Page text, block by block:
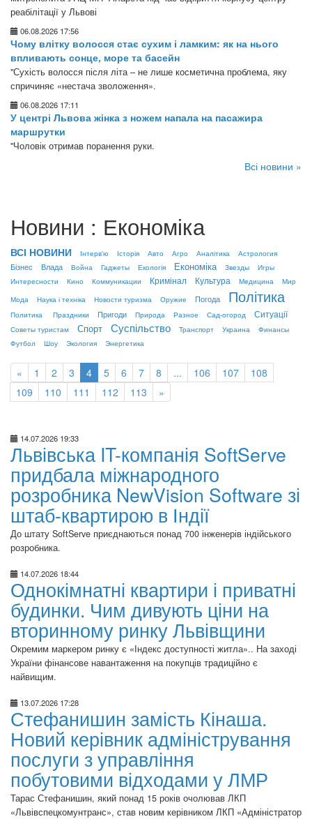
реабілітації у Львові
06.08.2026 17:56
Чому влітку волосся стає сухим і ламким: як на нього
впливають сонце, море та басейн
"Сухість волосся після літа – не лише косметична проблема, яку
спричиняє «нестача зволоження».
06.08.2026 17:11
У центрі Львова жінка з ножем напала на пасажира
маршрутки
"Чоловік отримав поранення руки.
Всі новини »
Новини : Економіка
ВСІ НОВИНИ Інтерв'ю Історія Авто Агро Аналітика Астрология
Бізнес Влада Война Гаджеты Екологія Економіка Звезды
Игры
Интересности
Кино Коммуникации Кримінал Культура Медицина
Мир
Мода
Наука і техніка Новости туризма Оружие Погода Політика
Политика Праздники Пригоди Природа Разное Сад-огород Ситуації
Советы туристам Спорт Суспільство Транспорт Украина
Финансы
Футбол
Шоу Экология Энергетика
« 1 2 3 4 5 6 7 8 ... 106 107
108
109
110 111 112 113 »
14.07.2026 19:33
Львівська IT-компанія SoftServe
придбала міжнародного
розробника NewVision Software зі
штаб-квартирою в Індії
До штату SoftServe приєднаються понад 700 інженерів індійського
розробника.
14.07.2026 18:44
Однокімнатні квартири і приватні
будинки. Чим дивують ціни на
вторинному ринку Львівщини
Окремим маркером ринку є «Індекс доступності житла».. На заході
України фінансове навантаження на покупців традиційно є
найвищим.
13.07.2026 17:28
Стефанишин замість Кінаша.
Новий керівник адміністрування
послуги з управління
побутовими відходами у ЛМР
Тарас Стефанишин, який понад 15 років очолював ЛКП
«Львівспецкомунтранс», став новим керівником ЛКП «Адміністратор